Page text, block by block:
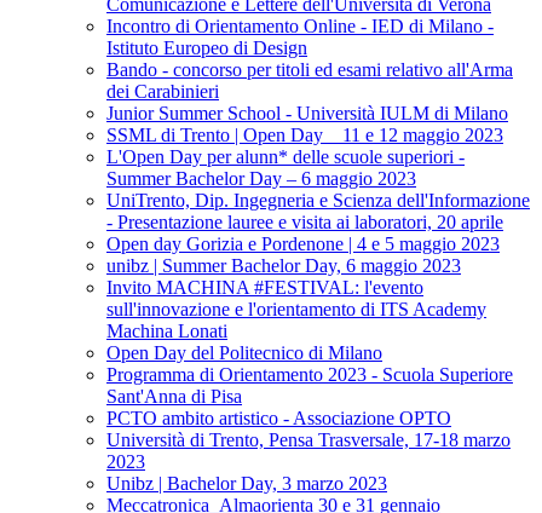
Comunicazione e Lettere dell'Università di Verona
Incontro di Orientamento Online - IED di Milano -
Istituto Europeo di Design
Bando - concorso per titoli ed esami relativo all'Arma
dei Carabinieri
Junior Summer School - Università IULM di Milano
SSML di Trento | Open Day _ 11 e 12 maggio 2023
L'Open Day per alunn* delle scuole superiori -
Summer Bachelor Day – 6 maggio 2023
UniTrento, Dip. Ingegneria e Scienza dell'Informazione
- Presentazione lauree e visita ai laboratori, 20 aprile
Open day Gorizia e Pordenone | 4 e 5 maggio 2023
unibz | Summer Bachelor Day, 6 maggio 2023
Invito MACHINA #FESTIVAL: l'evento
sull'innovazione e l'orientamento di ITS Academy
Machina Lonati
Open Day del Politecnico di Milano
Programma di Orientamento 2023 - Scuola Superiore
Sant'Anna di Pisa
PCTO ambito artistico - Associazione OPTO
Università di Trento, Pensa Trasversale, 17-18 marzo
2023
Unibz | Bachelor Day, 3 marzo 2023
Meccatronica_Almaorienta 30 e 31 gennaio